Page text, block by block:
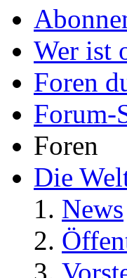
Wer ist
Foren
Forum-
Foren
Die
News